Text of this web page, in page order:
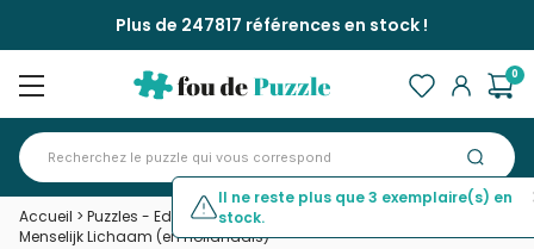
Plus de 247817 références en stock !
0
Accueil > Puzzles - Educatifs et ludiques
Menselijk Lichaam (en Hollandais)
Il ne reste plus que 3 exemplaire(s) en
stock.